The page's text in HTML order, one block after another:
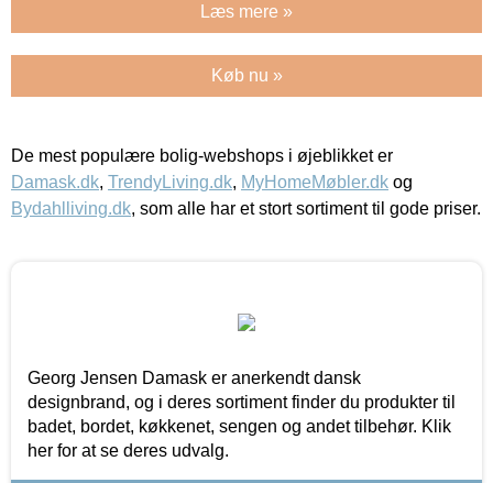
Læs mere »
Køb nu »
De mest populære bolig-webshops i øjeblikket er
Damask.dk, TrendyLiving.dk, MyHomeMøbler.dk og
Bydahlliving.dk, som alle har et stort sortiment til gode priser.
Georg Jensen Damask er anerkendt dansk
designbrand, og i deres sortiment finder du produkter til
badet, bordet, køkkenet, sengen og andet tilbehør. Klik
her for at se deres udvalg.